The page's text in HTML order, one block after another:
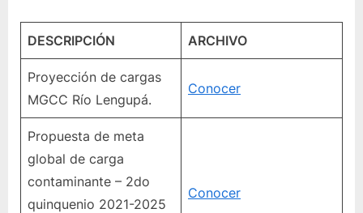
DESCRIPCIÓN ARCHIVO
Proyección de cargas
MGCC Río Lengupá.
Conocer
Propuesta de meta
global de carga
contaminante – 2do
quinquenio 2021-2025
Conocer